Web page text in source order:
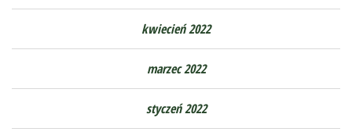
kwiecień 2022
marzec 2022
styczeń 2022